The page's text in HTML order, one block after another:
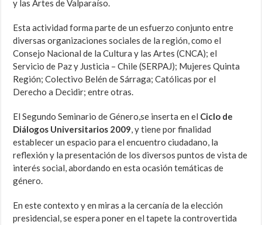
y las Artes de Valparaíso.
Esta actividad forma parte de un esfuerzo conjunto entre
diversas organizaciones sociales de la región, como el
Consejo Nacional de la Cultura y las Artes (CNCA); el
Servicio de Paz y Justicia – Chile (SERPAJ); Mujeres Quinta
Región; Colectivo Belén de Sárraga; Católicas por el
Derecho a Decidir; entre otras.
El Segundo Seminario de Género,se inserta en el Ciclo de
Diálogos Universitarios 2009, y tiene por finalidad
establecer un espacio para el encuentro ciudadano, la
reflexión y la presentación de los diversos puntos de vista de
interés social, abordando en esta ocasión temáticas de
género.
En este contexto y en miras a la cercanía de la elección
presidencial, se espera poner en el tapete la controvertida